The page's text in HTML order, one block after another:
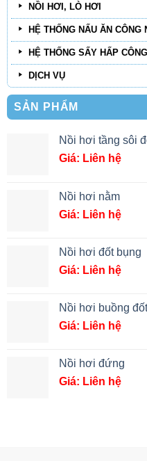
NỒI HƠI, LÒ HƠI
HỆ THỐNG NẤU ĂN CÔNG
HỆ THỐNG SẤY HẤP
DỊCH VỤ
SẢN PHẨM
Nồi hơi tầng sôi
Giá: Liên hệ
Nồi hơi nằm
Giá: Liên hệ
Nồi hơi đốt bụng
Giá: Liên hệ
Nồi hơi buồng
Giá: Liên hệ
Nồi hơi đứng
Giá: Liên hệ